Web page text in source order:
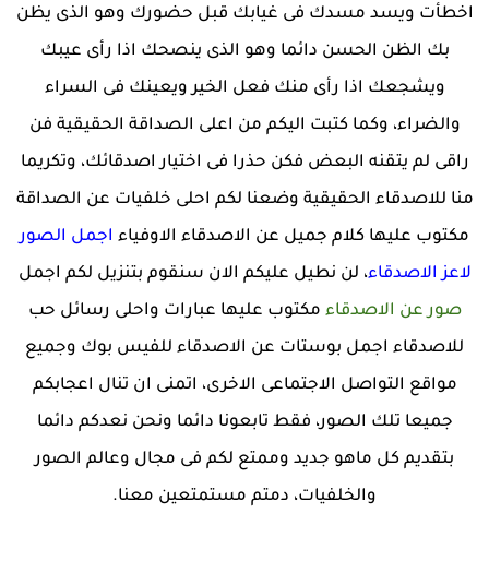
اخطأت ويسد مسدك فى غيابك قبل حضورك وهو الذى يظن
بك الظن الحسن دائما وهو الذى ينصحك اذا رأى عيبك
ويشجعك اذا رأى منك فعل الخير ويعينك فى السراء
والضراء، وكما كتبت اليكم من اعلى الصداقة الحقيقية فن
راقى لم يتقنه البعض فكن حذرا فى اختيار اصدقائك، وتكريما
منا للاصدقاء الحقيقية وضعنا لكم احلى خلفيات عن الصداقة
مكتوب عليها كلام جميل عن الاصدقاء الاوفياء اجمل الصور
لاعز الاصدقاء، لن نطيل عليكم الان سنقوم بتنزيل لكم اجمل
صور عن الاصدقاء مكتوب عليها عبارات واحلى رسائل حب
للاصدقاء اجمل بوستات عن الاصدقاء للفيس بوك وجميع
مواقع التواصل الاجتماعى الاخرى، اتمنى ان تنال اعجابكم
جميعا تلك الصور، فقط تابعونا دائما ونحن نعدكم دائما
بتقديم كل ماهو جديد وممتع لكم فى مجال وعالم الصور
والخلفيات، دمتم مستمتعين معنا.